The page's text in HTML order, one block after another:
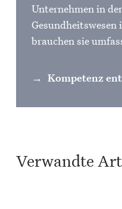
Unternehmen in
Gesundheitswesen
brauchen sie
Kompetenz
Verwandte